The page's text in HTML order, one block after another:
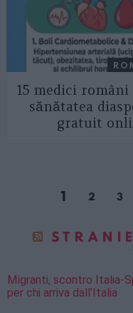
15 medici
sănătatea
gratuit
1 2 3
Migranti, scontro Italia-
per chi arriva dall’Italia